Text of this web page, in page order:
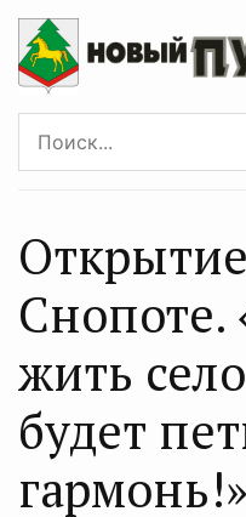
Снопоте.
жить
будет
гармонь!»